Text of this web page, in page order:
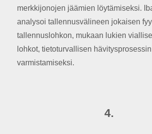
merkkijonojen jäämien löytämiseksi.
analysoi tallennusvälineen jokaisen
tallennuslohkon, mukaan lukien
lohkot, tietoturvallisen hävitysprosessin
varmistamiseksi.
4.